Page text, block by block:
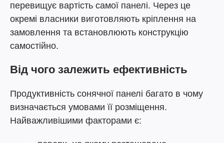
перевищує вартість самої панелі. Через це
окремі власники виготовляють кріплення на
замовлення та встановлюють конструкцію
самостійно.
Від чого залежить ефективність
Продуктивність сонячної панелі багато в чому
визначається умовами її розміщення.
Найважливішими факторами є: